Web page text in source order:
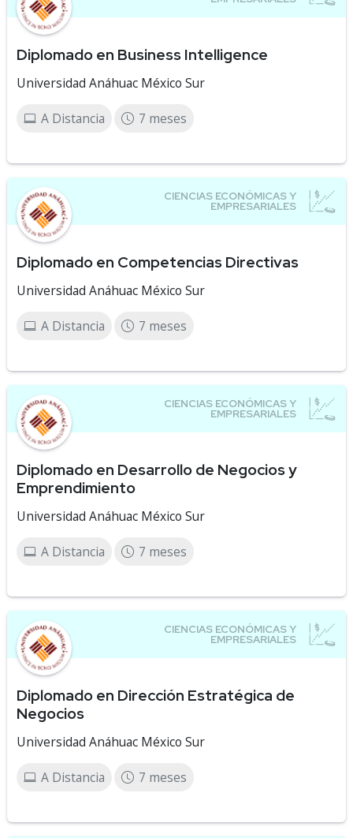
Diplomado en Business Intelligence
Universidad Anáhuac México Sur
A Distancia 7 meses
Diplomado en Competencias Directivas
Universidad Anáhuac México Sur
A Distancia 7 meses
Diplomado en Desarrollo de Negocios y
Emprendimiento
Universidad Anáhuac México Sur
A Distancia 7 meses
Diplomado en Dirección Estratégica de
Negocios
Universidad Anáhuac México Sur
A Distancia 7 meses